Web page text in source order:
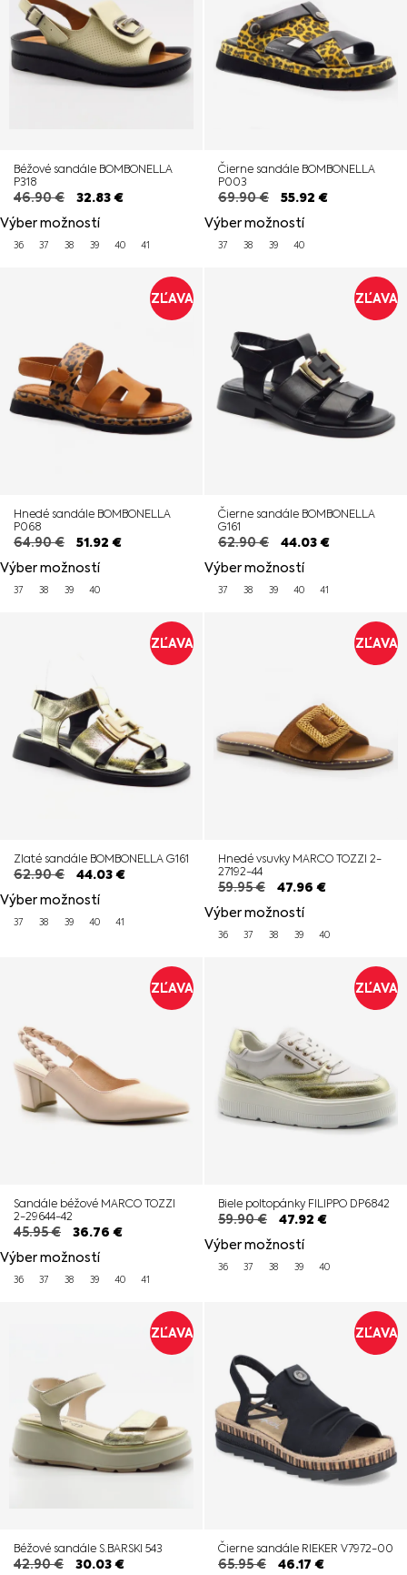
Béžové sandále BOMBONELLA
P318
46.90€ 32.83€
Výber možností
36 37 38 39 40 41
Čierne sandále BOMBONELLA
P003
69.90€ 55.92 €
Výber možností
37 38 39 40
ZĽAVA
Hnedé sandále BOMBONELLA
P068
64.90€ 51.92 €
Výber možností
37 38 39 40
ZĽAVA
Čierne sandále BOMBONELLA
G161
62.90€ 44.03€
Výber možností
37 38 39 40 41
ZĽAVA
Zlaté sandále BOMBONELLA G161
62.90€ 44.03€
Výber možností
37 38 39 40 41
ZĽAVA
Hnedé vsuvky MARCO TOZZI 2-
27192-44
59.95€ 47.96 €
Výber možností
36 37 38 39 40
ZĽAVA
Sandále béžové MARCO TOZZI
2-29644-42
45.95€ 36.76 €
Výber možností
36 37 38 39 40 41
ZĽAVA
Biele poltopánky FILIPPO DP6842
59.90€ 47.92 €
Výber možností
36 37 38 39 40
ZĽAVA
Béžové sandále S.BARSKI 543
42.90€ 30.03€
ZĽAVA
Čierne sandále RIEKER V7972-00
65.95€ 46.17 €